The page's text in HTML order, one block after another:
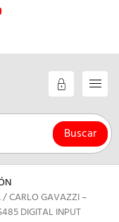
Buscar
/ CARLO GAVAZZI –
DIGITAL INPUT